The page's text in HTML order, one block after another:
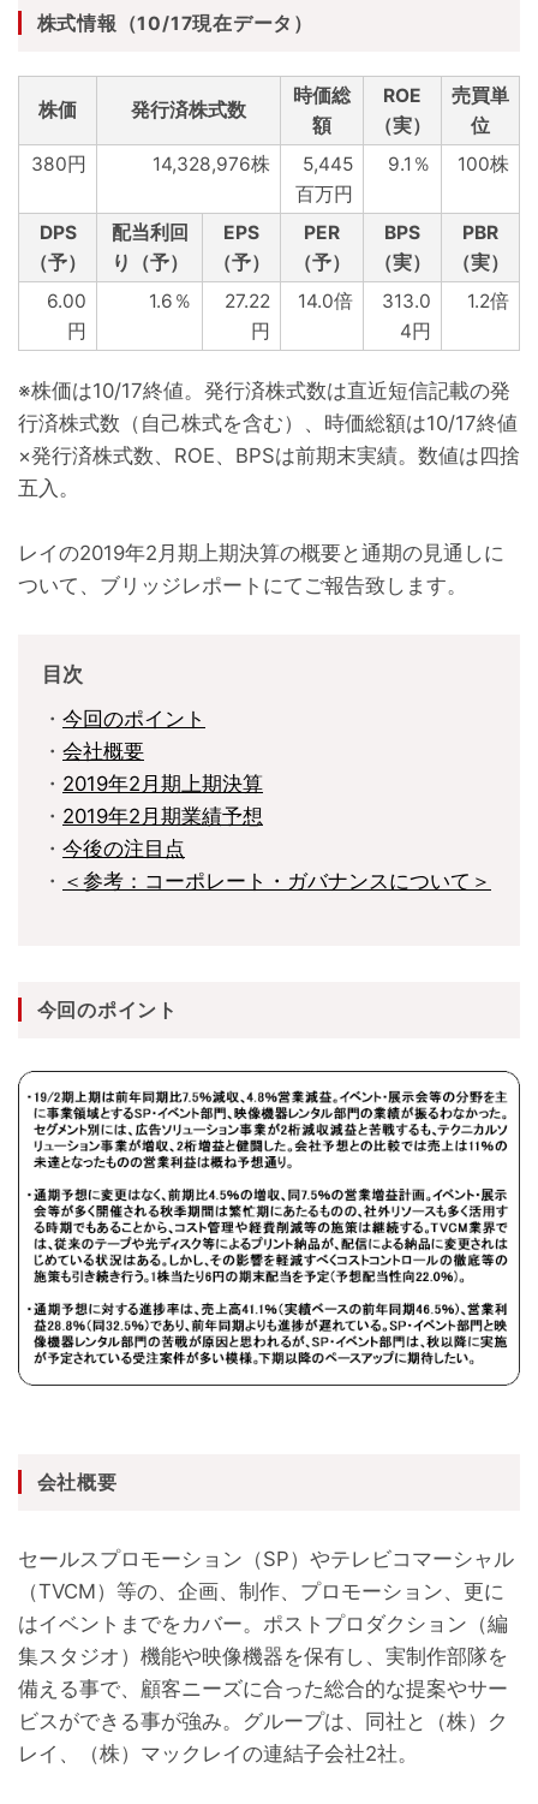
株式情報（10/17現在データ）
株価 発行済株式数
時価総
額
ROE
（実）
売買単
位
380円
14,328,976株
5,445
百万円
9.1％ 100株
DPS
（予）
配当利回
り（予）
EPS
（予）
PER
（予）
BPS
（実）
PBR
（実）
6.00
円
1.6％
27.22
円
14.0倍
313.0
4円
1.2倍
※株価は10/17終値。発行済株式数は直近短信記載の発
行済株式数（自己株式を含む）、時価総額は10/17終値
×発行済株式数、ROE、BPSは前期末実績。数値は四捨
五入。
レイの2019年2月期上期決算の概要と通期の見通しに
ついて、ブリッジレポートにてご報告致します。
目次
・ 今回のポイント
・ 会社概要
・ 2019年2月期上期決算
・ 2019年2月期業績予想
・ 今後の注目点
・ ＜参考：コーポレート・ガバナンスについて＞
今回のポイント
会社概要
セールスプロモーション（SP）やテレビコマーシャル
（TVCM）等の、企画、制作、プロモーション、更に
はイベントまでをカバー。ポストプロダクション（編
集スタジオ）機能や映像機器を保有し、実制作部隊を
備える事で、顧客ニーズに合った総合的な提案やサー
ビスができる事が強み。グループは、同社と（株）ク
レイ、（株）マックレイの連結子会社2社。